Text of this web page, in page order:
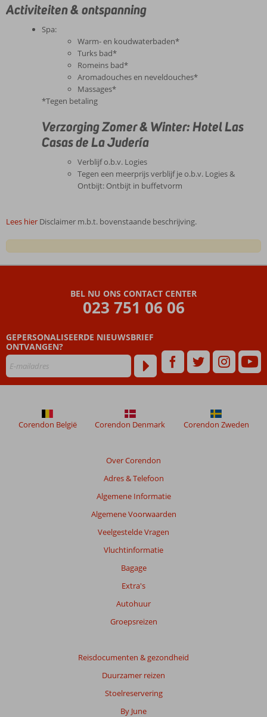
Activiteiten & ontspanning
Spa:
Warm- en koudwaterbaden*
Turks bad*
Romeins bad*
Aromadouches en neveldouches*
Massages*
*Tegen betaling
Verzorging Zomer & Winter: Hotel Las
Casas de La Judería
Verblijf o.b.v. Logies
Tegen een meerprijs verblijf je o.b.v. Logies &
Ontbijt: Ontbijt in buffetvorm
Lees hier Disclaimer m.b.t. bovenstaande beschrijving.
na
hun
verblijf
in
BEL NU ONS CONTACT CENTER
023 751 06 06
GEPERSONALISEERDE NIEUWSBRIEF
ONTVANGEN?
Over Corendon
Adres & Telefoon
Algemene Informatie
Algemene Voorwaarden
Veelgestelde Vragen
Vluchtinformatie
Bagage
Extra's
Autohuur
Groepsreizen
Reisdocumenten & gezondheid
Duurzamer reizen
Stoelreservering
By June
Corendon België Corendon Denmark Corendon Zweden